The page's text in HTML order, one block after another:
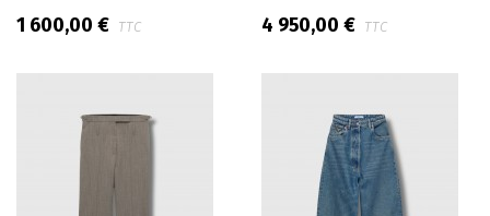
1 600,00 € TTC 4 950,00 € TTC